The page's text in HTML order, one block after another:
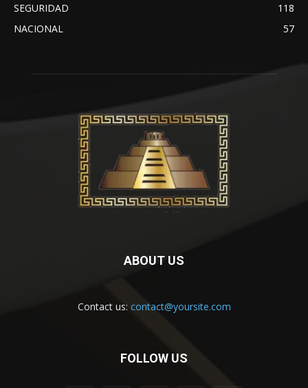
SEGURIDAD
118
NACIONAL
57
ABOUT US
Contact us: contact@yoursite.com
FOLLOW US